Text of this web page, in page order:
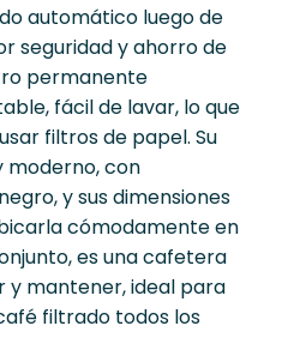
automático luego de
seguridad y ahorro de
permanente
fácil de lavar, lo que
filtros de papel. Su
moderno, con
y sus dimensiones
cómodamente en
es una cafetera
y mantener, ideal para
filtrado todos los